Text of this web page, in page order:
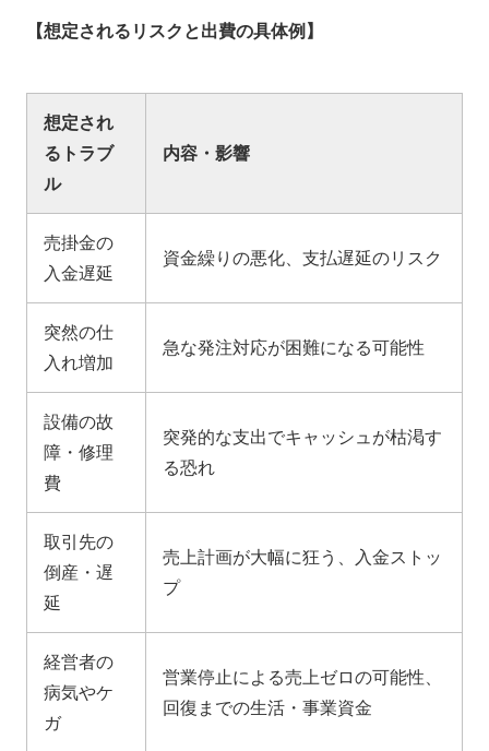
【想定されるリスクと出費の具体例】
想定され
るトラブ
ル
内容・影響
売掛金の
入金遅延
資金繰りの悪化、支払遅延のリスク
突然の仕
入れ増加
急な発注対応が困難になる可能性
設備の故
障・修理
費
突発的な支出でキャッシュが枯渇す
る恐れ
取引先の
倒産・遅
延
売上計画が大幅に狂う、入金ストッ
プ
経営者の
病気やケ
ガ
営業停止による売上ゼロの可能性、
回復までの生活・事業資金